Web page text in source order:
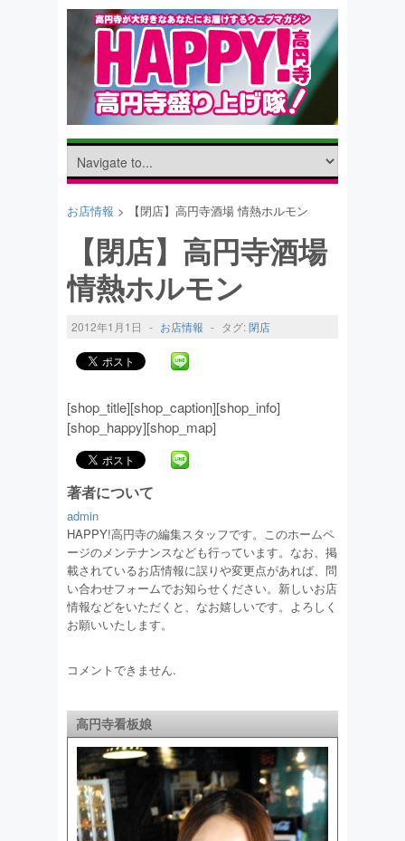
お店情報 > 【閉店】高円寺酒場 情熱ホルモン
【閉店】高円寺酒場
情熱ホルモン
2012年1月1日 - お店情報 - タグ:閉店
[shop_title][shop_caption][shop_info]
[shop_happy][shop_map]
著者について
admin
HAPPY!高円寺の編集スタッフです。このホームペ
ージのメンテナンスなども行っています。なお、掲
載されているお店情報に誤りや変更点があれば、問
い合わせフォームでお知らせください。新しいお店
情報などをいただくと、なお嬉しいです。よろしく
お願いいたします。
コメントできません.
高円寺看板娘